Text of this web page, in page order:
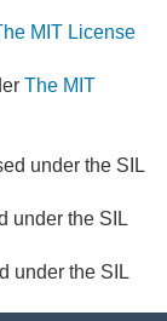
MIT License
The MIT
under the SIL
under the SIL
under the SIL